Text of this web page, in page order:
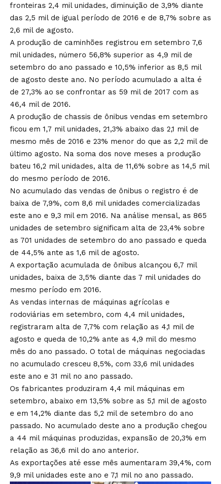
fronteiras 2,4 mil unidades, diminuição de 3,9% diante
das 2,5 mil de igual período de 2016 e de 8,7% sobre as
2,6 mil de agosto.
A produção de caminhões registrou em setembro 7,6
mil unidades, número 56,8% superior as 4,9 mil de
setembro do ano passado e 10,5% inferior as 8,5 mil
de agosto deste ano. No período acumulado a alta é
de 27,3% ao se confrontar as 59 mil de 2017 com as
46,4 mil de 2016.
A produção de chassis de ônibus vendas em setembro
ficou em 1,7 mil unidades, 21,3% abaixo das 2,1 mil de
mesmo mês de 2016 e 23% menor do que as 2,2 mil de
último agosto. Na soma dos nove meses a produção
bateu 16,2 mil unidades, alta de 11,6% sobre as 14,5 mil
do mesmo período de 2016.
No acumulado das vendas de ônibus o registro é de
baixa de 7,9%, com 8,6 mil unidades comercializadas
este ano e 9,3 mil em 2016. Na análise mensal, as 865
unidades de setembro significam alta de 23,4% sobre
as 701 unidades de setembro do ano passado e queda
de 44,5% ante as 1,6 mil de agosto.
A exportação acumulada de ônibus alcançou 6,7 mil
unidades, baixa de 3,5% diante das 7 mil unidades do
mesmo período em 2016.
As vendas internas de máquinas agrícolas e
rodoviárias em setembro, com 4,4 mil unidades,
registraram alta de 7,7% com relação as 4,1 mil de
agosto e queda de 10,2% ante as 4,9 mil do mesmo
mês do ano passado. O total de máquinas negociadas
no acumulado cresceu 8,5%, com 33,6 mil unidades
este ano e 31 mil no ano passado.
Os fabricantes produziram 4,4 mil máquinas em
setembro, abaixo em 13,5% sobre as 5,1 mil de agosto
e em 14,2% diante das 5,2 mil de setembro do ano
passado. No acumulado deste ano a produção chegou
a 44 mil máquinas produzidas, expansão de 20,3% em
relação as 36,6 mil do ano anterior.
As exportações até esse mês aumentaram 39,4%, com
9,9 mil unidades este ano e 7,1 mil no ano passado.